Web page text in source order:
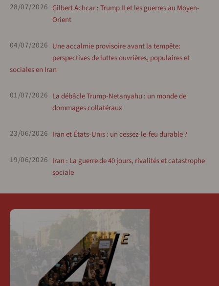
28/07/2026 Gilbert Achcar : Trump II et les guerres au Moyen-
Orient
04/07/2026 Une accalmie provisoire avant la tempête:
perspectives de luttes ouvrières, populaires et
sociales en Iran
01/07/2026 La débâcle Trump-Netanyahu : un monde de
dommages collatéraux
23/06/2026 Iran et États-Unis : un cessez-le-feu durable ?
19/06/2026 Iran : La guerre de 40 jours, rivalités et catastrophe
sociale